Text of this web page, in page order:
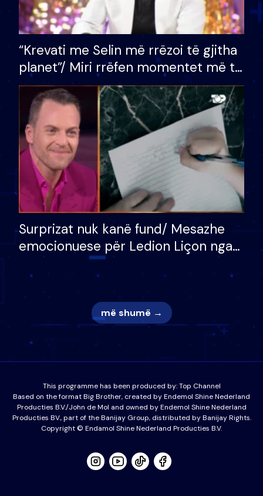
“Krevati me Selin më rrëzoi të gjitha
planet”/ Miri rrëfen momentet më të
bukura në shtëpinë e BB VIP: Do më
mungojë zilja e mëngjesit kur…
Surprizat nuk kanë fund/ Mesazhe
emocionuese për Ledion Liçon nga
nëna dhe fëmijët e tij, moderatori
nuk i mban dot lotët: Nuk meritoj…
më shumë →
This programme has been produced by:Top Channel
Based on the format Big Brother, created by Endemol Shine Nederland
Producties B.V./John de Mol and owned by Endemol Shine Nederland
Producties BV., part of the Banijay Group, distributed by Banijay Rights.
Copyright © Endamol Shine Nederland Producties B.V.